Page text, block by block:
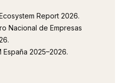
Report 2026.
Nacional de Empresas
.
España 2025–2026.